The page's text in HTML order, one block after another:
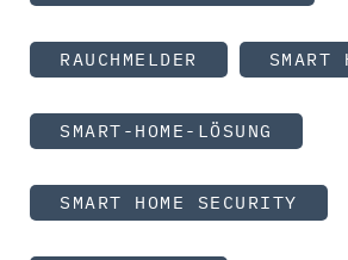
RAUCHMELDER SMART
SMART-HOME-LÖSUNG
SMART HOME SECURITY